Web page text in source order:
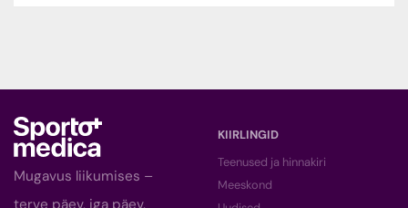
Mugavus liikumises –
terve päev, iga päev.
KIIRLINGID
Teenused ja hinnakiri
Meeskond